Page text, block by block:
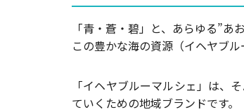
「青・蒼・碧」と、あらゆる”あ
この豊かな海の資源（イヘヤブル
「イヘヤブルーマルシェ」は、
ていくための地域ブランドです。